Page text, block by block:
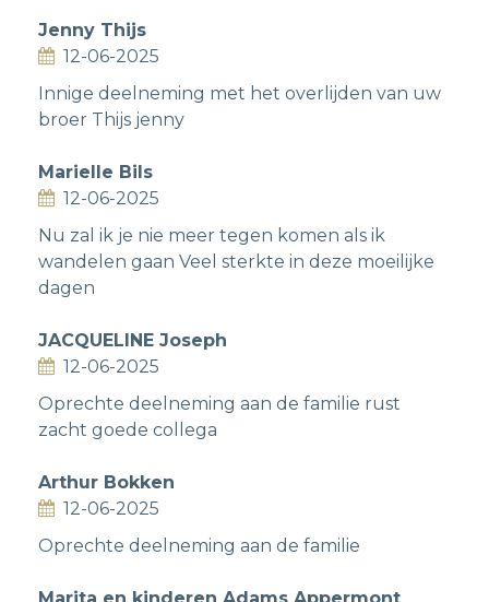
Jenny Thijs
12-06-2025
Innige deelneming met het overlijden van uw
broer Thijs jenny
Marielle Bils
12-06-2025
Nu zal ik je nie meer tegen komen als ik
wandelen gaan Veel sterkte in deze moeilijke
dagen
JACQUELINE Joseph
12-06-2025
Oprechte deelneming aan de familie rust
zacht goede collega
Arthur Bokken
12-06-2025
Oprechte deelneming aan de familie